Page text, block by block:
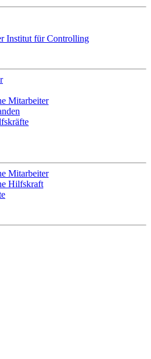
Institut für Controlling
Mitarbeiter
Mitarbeiter
Hilfskraft